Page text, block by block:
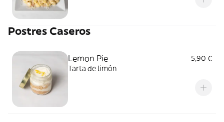
Postres Caseros
Lemon Pie
5,90 €
Tarta de limón